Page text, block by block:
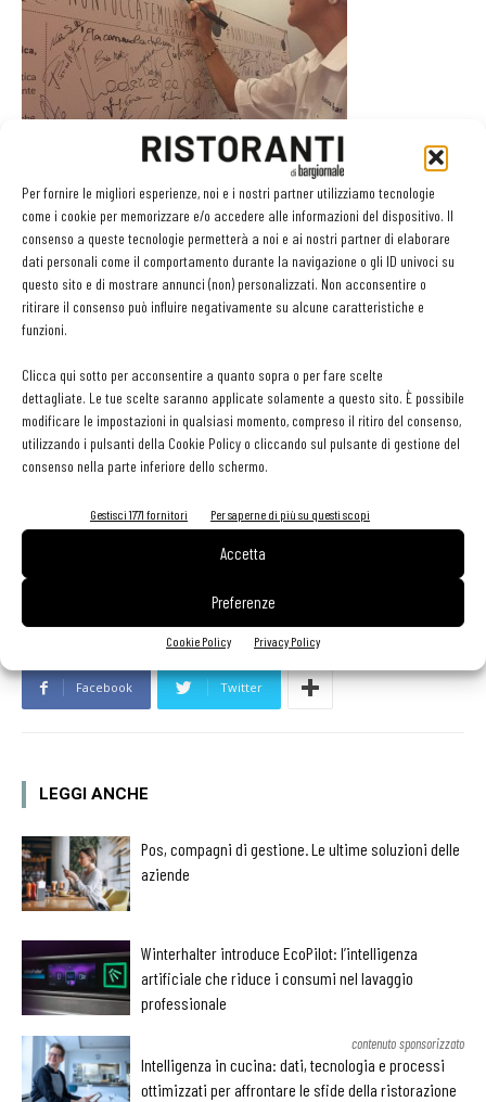
Per fornire le migliori esperienze, noi e i nostri partner utilizziamo tecnologie
come i cookie per memorizzare e/o accedere alle informazioni del dispositivo. Il
consenso a queste tecnologie permetterà a noi e ai nostri partner di elaborare
dati personali come il comportamento durante la navigazione o gli ID univoci su
questo sito e di mostrare annunci (non) personalizzati. Non acconsentire o
ritirare il consenso può influire negativamente su alcune caratteristiche e
funzioni.
Clicca qui sotto per acconsentire a quanto sopra o per fare scelte
dettagliate. Le tue scelte saranno applicate solamente a questo sito. È possibile
modificare le impostazioni in qualsiasi momento, compreso il ritiro del consenso,
utilizzando i pulsanti della Cookie Policy o cliccando sul pulsante di gestione del
consenso nella parte inferiore dello schermo.
Gestisci 1771 fornitori Per saperne di più su questi scopi
Accetta
Preferenze
Cookie Policy Privacy Policy
Il manifesto e relativo hastag contano già numerose adesioni, fra
cui spiccano quella di importanti cuochi (oltre a Nico Romito, ad
esempio anche Massimo Bottura, Claudio Sadler, Cristina
Bowerman) delle maggiori associazioni professionali di categoria,
oltre che di produttori di cibo di qualità Made in Italy, personaggi
del mondo della cultura, giornalisti ed opinion leader.
“Nontoccatemilapadella”, è quindi un movimento che metterà in
campo numerose iniziative, oltre a essere il primo presidio non
Facebook Twitter
LEGGI ANCHE
Pos, compagni di gestione. Le ultime soluzioni delle
aziende
Winterhalter introduce EcoPilot: l’intelligenza
artificiale che riduce i consumi nel lavaggio
professionale
contenuto sponsorizzato
Intelligenza in cucina: dati, tecnologia e processi
ottimizzati per affrontare le sfide della ristorazione